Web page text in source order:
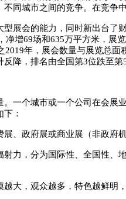
同城市之间的竞争。在竞争
展会的能力，同时新出台了
净增69场和635万平方米，
2019年，展会数量与展览总
降，排名由全国第3位跌至第5
一个城市或一个公司在会
：
、政府展或商业展（非政府
力，分为国际性、全国性
大，观众越多，特色越鲜明